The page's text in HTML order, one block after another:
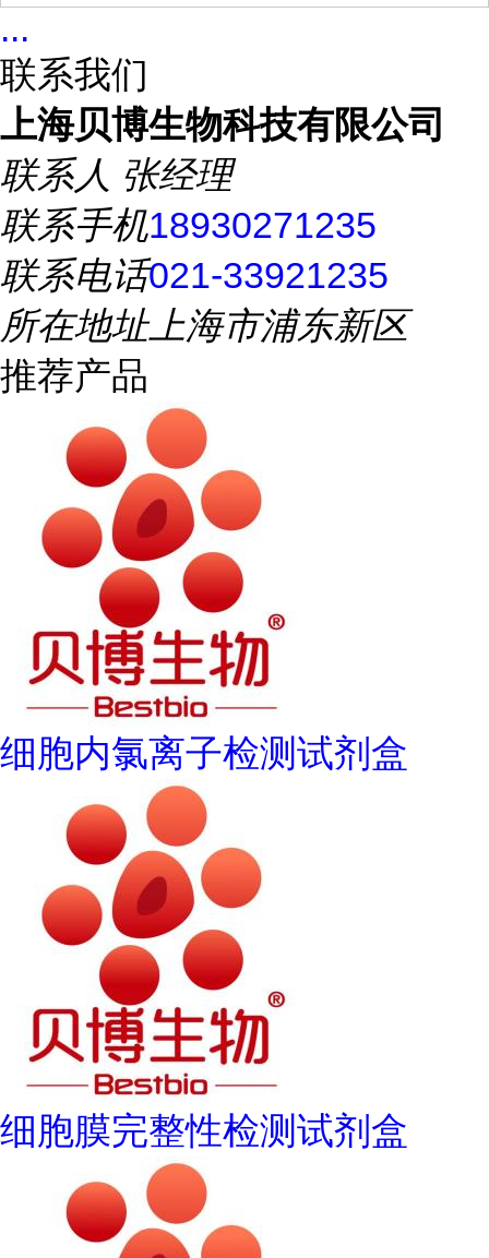
...
联系我们
上海贝博生物科技有限公司
联系人 张经理
联系手机18930271235
联系电话021-33921235
所在地址上海市浦东新区
推荐产品
细胞内氯离子检测试剂盒
细胞膜完整性检测试剂盒